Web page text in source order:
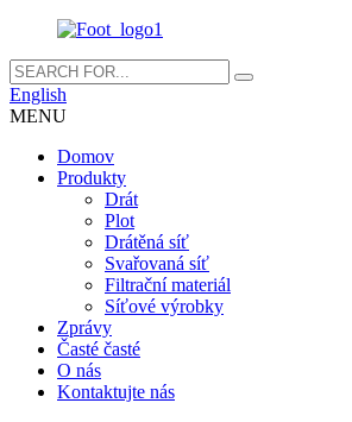
English
MENU
Domov
Produkty
Drát
Plot
Drátěná síť
Svařovaná síť
Filtrační materiál
Síťové výrobky
Zprávy
Časté časté
O nás
Kontaktujte nás